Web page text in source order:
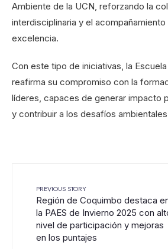
Ambiente de la UCN, reforzando la
interdisciplinaria y el
excelencia.
Con este tipo de iniciativas, la
reafirma su compromiso con la
líderes, capaces de generar impacto
y contribuir a los desafíos
PREVIOUS STORY
Región de Coquimbo destaca
la PAES de Invierno 2025 con
nivel de participación y mejoras
en los puntajes